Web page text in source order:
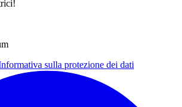
sulla protezione dei dati